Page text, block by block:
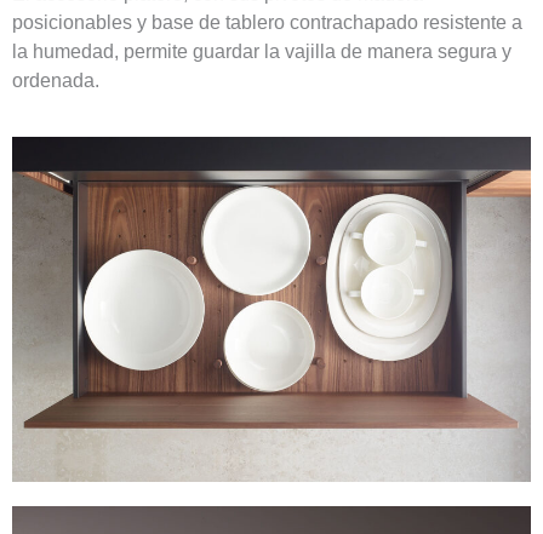
posicionables y base de tablero contrachapado resistente a
la humedad, permite guardar la vajilla de manera segura y
ordenada.